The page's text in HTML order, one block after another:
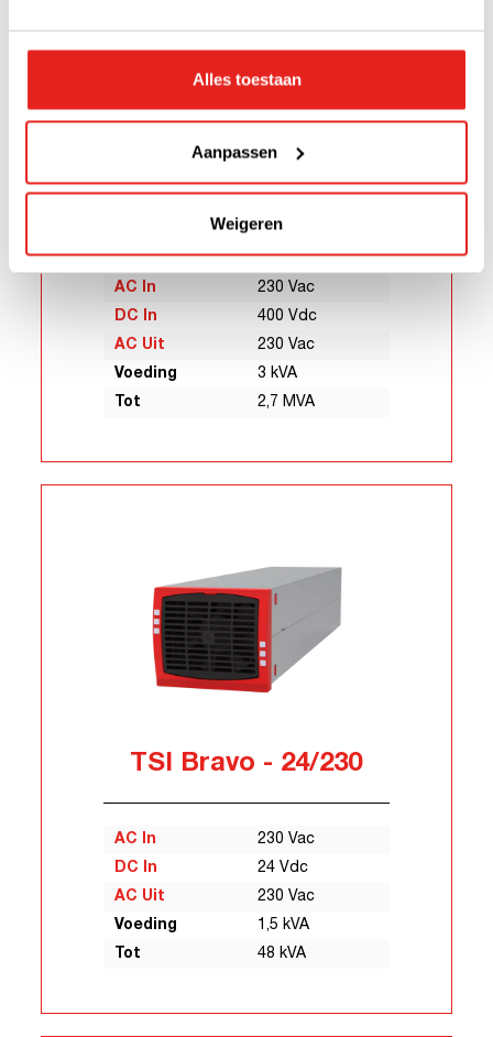
Alles toestaan
Aanpassen
Weigeren
Bravo ECI - 400/230
AC In
230 Vac
DC In
400 Vdc
AC Uit
230 Vac
Voeding
3 kVA
Tot
2,7 MVA
TSI Bravo - 24/230
AC In
230 Vac
DC In
24 Vdc
AC Uit
230 Vac
Voeding
1,5 kVA
Tot
48 kVA